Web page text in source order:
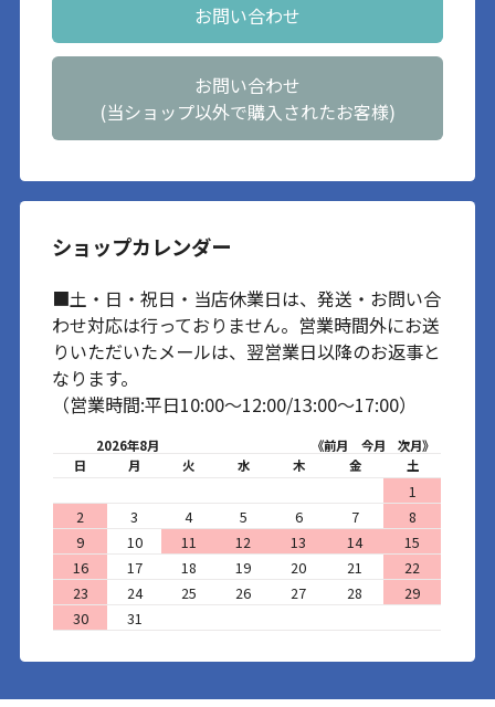
お問い合わせ
お問い合わせ
(当ショップ以外で購入されたお客様)
ショップカレンダー
■土・日・祝日・当店休業日は、発送・お問い合
わせ対応は行っておりません。営業時間外にお送
りいただいたメールは、翌営業日以降のお返事と
なります。
（営業時間:平日10:00～12:00/13:00～17:00）
2026年8月 《前月 今月
次月》
日
月 火 水 木 金 土
1
2
3 4 5 6 7
8
9
10 11 12 13 14
15
16
17 18 19 20 21
22
23
24 25 26 27 28
29
30
31